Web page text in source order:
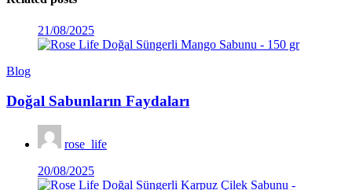
Posted
on
21/08/2025
Blog
Doğal Sabunların Faydaları
rose_life
Posted
on
20/08/2025